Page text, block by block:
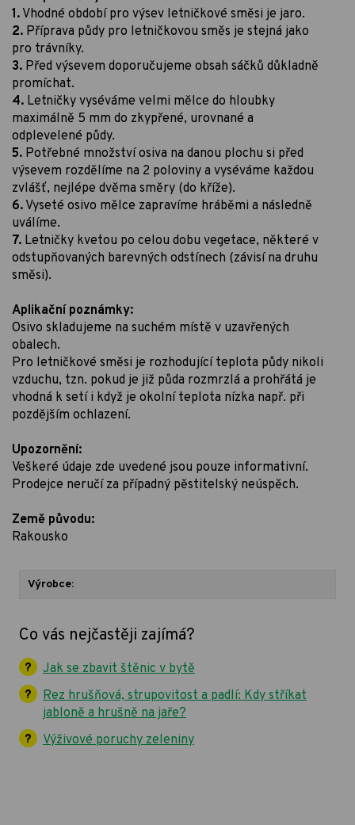
1. Vhodné období pro výsev letničkové směsi je jaro.
2. Příprava půdy pro letničkovou směs je stejná jako
pro trávníky.
3. Před výsevem doporučujeme obsah sáčků důkladně
promíchat.
4. Letničky vyséváme velmi mělce do hloubky
maximálně 5 mm do zkypřené, urovnané a
odplevelené půdy.
5. Potřebné množství osiva na danou plochu si před
výsevem rozdělíme na 2 poloviny a vyséváme každou
zvlášť, nejlépe dvěma směry (do kříže).
6. Vyseté osivo mělce zapravíme hráběmi a následně
uválíme.
7. Letničky kvetou po celou dobu vegetace, některé v
odstupňovaných barevných odstínech (závisí na druhu
směsi).
Aplikační poznámky:
Osivo skladujeme na suchém místě v uzavřených
obalech.
Pro letničkové směsi je rozhodující teplota půdy nikoli
vzduchu, tzn. pokud je již půda rozmrzlá a prohřátá je
vhodná k setí i když je okolní teplota nízka např. při
pozdějším ochlazení.
Upozornění:
Veškeré údaje zde uvedené jsou pouze informativní.
Prodejce neručí za případný pěstitelský neúspěch.
Země původu:
Rakousko
Výrobce:
Co vás nejčastěji zajímá?
Jak se zbavit štěnic v bytě
Rez hrušňová, strupovitost a padlí: Kdy stříkat
jabloně a hrušně na jaře?
Výživové poruchy zeleniny